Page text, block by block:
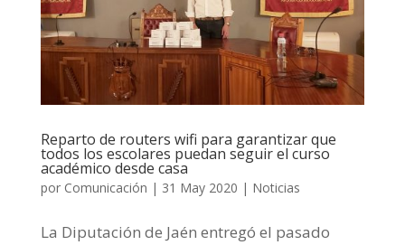
Reparto de routers wifi para garantizar que
todos los escolares puedan seguir el curso
académico desde casa
por Comunicación | 31 May 2020 | Noticias
La Diputación de Jaén entregó el pasado